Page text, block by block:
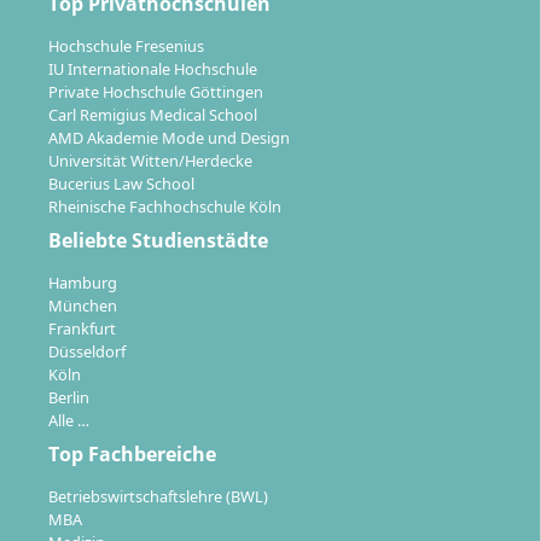
Vordergrund. Unterstützt durch moderne Labore und
Rechenzentren vertiefst du dein Wissen durch
Übungen, Fallstudien und Projekte.
Mit welchen Berufsperspektiven kannst du
nach dem Master Informatik rechnen?
Absolventinnen und Absolventen des Masters
Informatik an der FH Wedel sind auf dem Arbeitsmarkt
sehr gefragt und finden Beschäftigung in praktisch
allen Branchen mit IT-Bezug. Typische Einsatzfelder
sind:
Softwareentwicklung und Systemarchitektur bei
IT-Dienstleistern oder Industrieunternehmen
Hochschule Fresenius
IU Internationale Hochschule
Private Hochschule Göttingen
Carl Remigius Medical School
AMD Akademie Mode und Design
Universität Witten/Herdecke
Bucerius Law School
Rheinische Fachhochschule Köln
Beliebte Studienstädte
Hamburg
München
Frankfurt
Düsseldorf
Köln
Berlin
Alle …
Top Fachbereiche
Betriebswirtschaftslehre (BWL)
MBA